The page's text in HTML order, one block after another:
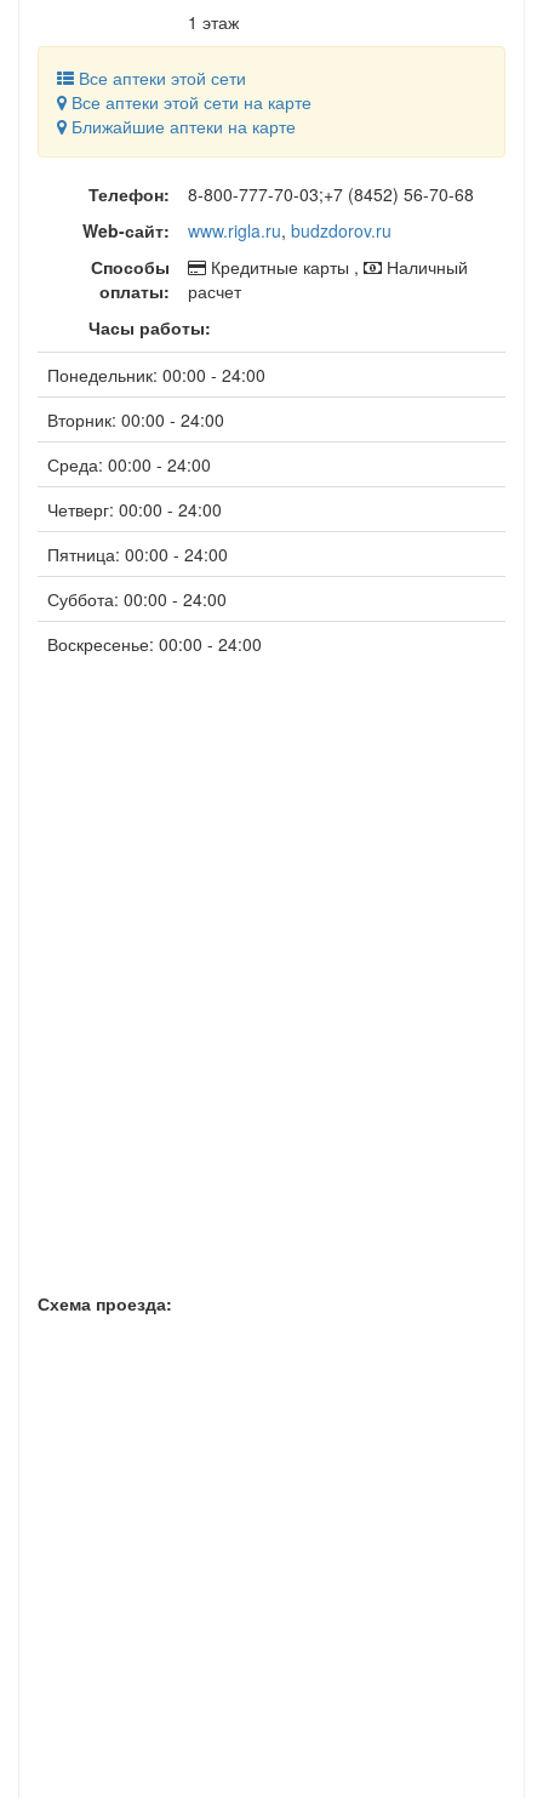
1 этаж
Все аптеки этой сети
Все аптеки этой сети на карте
Ближайшие аптеки на карте
Телефон:
8-800-777-70-03;+7 (8452) 56-70-68
Web-сайт:
www.rigla.ru, budzdorov.ru
Способы
оплаты:
Кредитные карты ,
Наличный
расчет
Часы работы:
Понедельник: 00:00 - 24:00
Вторник: 00:00 - 24:00
Среда: 00:00 - 24:00
Четверг: 00:00 - 24:00
Пятница: 00:00 - 24:00
Суббота: 00:00 - 24:00
Воскресенье: 00:00 - 24:00
Схема проезда: